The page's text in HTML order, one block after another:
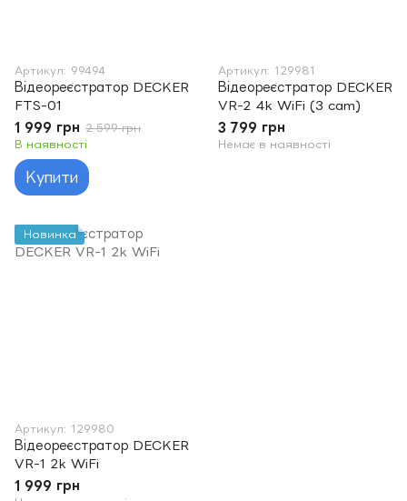
Артикул: 99494
Відеореєстратор DECKER
FTS-01
1 999 грн 2 599 грн
В наявності
Купити
Артикул: 129981
Відеореєстратор DECKER
VR-2 4k WiFi (3 cam)
3 799 грн
Немає в наявності
Новинка
Артикул: 129980
Відеореєстратор DECKER
VR-1 2k WiFi
1 999 грн